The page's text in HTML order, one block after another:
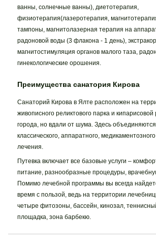
ванны, солнечные ванны), диетотерапия,
физиотерапия(лазеротерапия,
тампоны, магнитолазерная терапия на
радоновой воды (3 флакона - 1 день),
магнитостимуляция органов малого таза,
гинекологические орошения.
Преимущества санатория Кирова
Санаторий Кирова в Ялте расположен на
живописного реликтового парка и
города, но вдали от шума. Здесь
классического, аппаратного,
лечения.
Путевка включает все базовые услуги –
питание, разнообразные процедуры,
Помимо лечебной программы вы всегда
время с пользой, ведь на территории
четыре фитозоны, бассейн, кинозал,
площадка, зона барбекю.